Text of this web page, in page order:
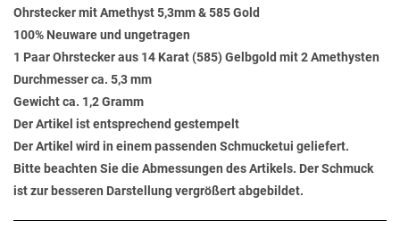
Ohrstecker mit Amethyst 5,3mm & 585 Gold
100% Neuware und ungetragen
1 Paar Ohrstecker aus 14 Karat (585) Gelbgold mit 2 Amethysten
Durchmesser ca. 5,3 mm
Gewicht ca. 1,2 Gramm
Der Artikel ist entsprechend gestempelt
Der Artikel wird in einem passenden Schmucketui geliefert.
Bitte beachten Sie die Abmessungen des Artikels. Der Schmuck
ist zur besseren Darstellung vergrößert abgebildet.